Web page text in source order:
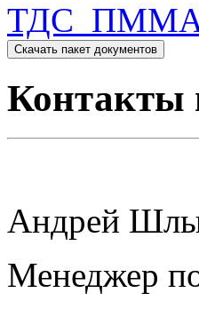
Скачать пакет документов
Контакты
Андрей
Менеджер